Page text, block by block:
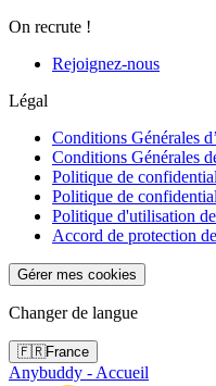
On recrute !
Rejoignez-nous
Légal
Conditions Générales
Conditions Générales
Politique de
Politique de
Politique d'utilisation
Accord de protection
Gérer mes cookies
Changer de langue
🇫🇷France
Anybuddy - Accueil